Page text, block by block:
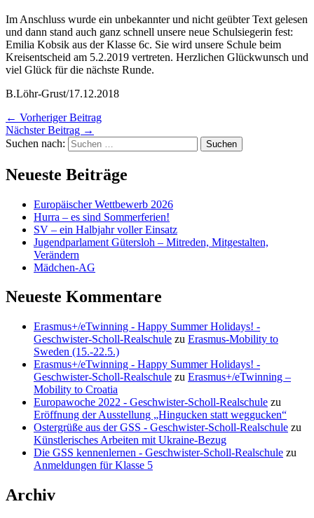
Im Anschluss wurde ein unbekannter und nicht geübter Text gelesen
und dann stand auch ganz schnell unsere neue Schulsiegerin fest:
Emilia Kobsik aus der Klasse 6c. Sie wird unsere Schule beim
Kreisentscheid am 5.2.2019 vertreten. Herzlichen Glückwunsch und
viel Glück für die nächste Runde.
B.Löhr-Grust/17.12.2018
← Vorheriger Beitrag
Nächster Beitrag →
Suchen nach:
Neueste Beiträge
Europäischer Wettbewerb 2026
Hurra – es sind Sommerferien!
SV – ein Halbjahr voller Einsatz
Jugendparlament Gütersloh – Mitreden, Mitgestalten,
Verändern
Mädchen-AG
Neueste Kommentare
Erasmus+/eTwinning - Happy Summer Holidays! -
Geschwister-Scholl-Realschule zu Erasmus-Mobility to
Sweden (15.-22.5.)
Erasmus+/eTwinning - Happy Summer Holidays! -
Geschwister-Scholl-Realschule zu Erasmus+/eTwinning –
Mobility to Croatia
Europawoche 2022 - Geschwister-Scholl-Realschule zu
Eröffnung der Ausstellung „Hingucken statt weggucken“
Ostergrüße aus der GSS - Geschwister-Scholl-Realschule zu
Künstlerisches Arbeiten mit Ukraine-Bezug
Die GSS kennenlernen - Geschwister-Scholl-Realschule zu
Anmeldungen für Klasse 5
Archiv